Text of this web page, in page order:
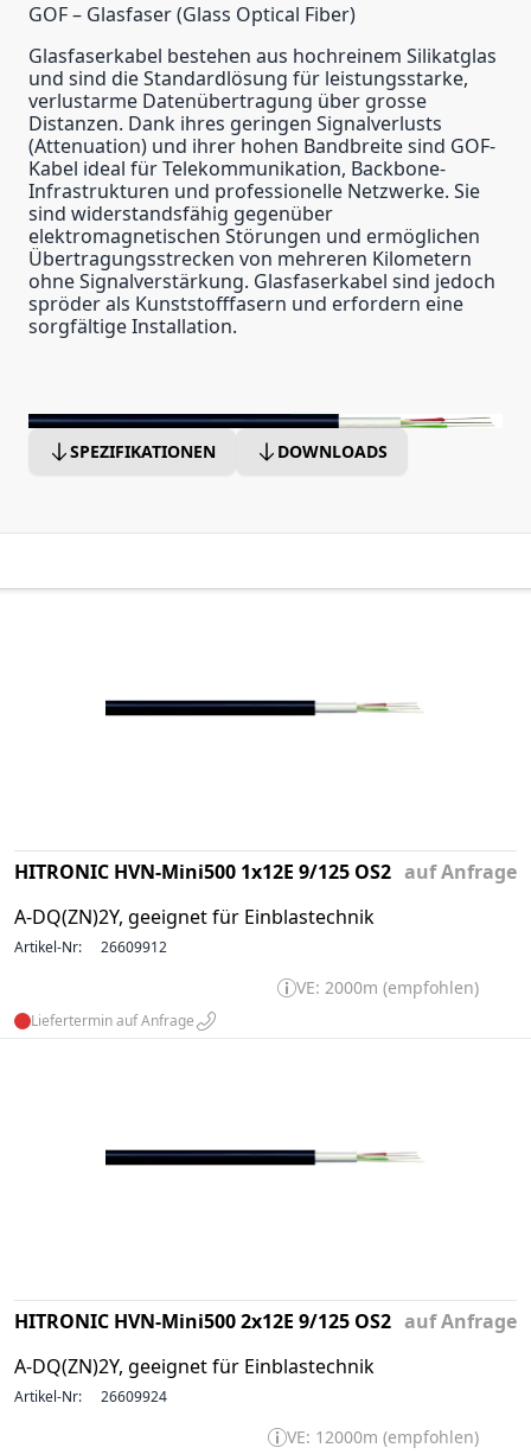
GOF – Glasfaser (Glass Optical Fiber)
Glasfaserkabel bestehen aus hochreinem Silikatglas
und sind die Standardlösung für leistungsstarke,
verlustarme Datenübertragung über grosse
Distanzen. Dank ihres geringen Signalverlusts
(Attenuation) und ihrer hohen Bandbreite sind GOF-
Kabel ideal für Telekommunikation, Backbone-
Infrastrukturen und professionelle Netzwerke. Sie
sind widerstandsfähig gegenüber
elektromagnetischen Störungen und ermöglichen
Übertragungsstrecken von mehreren Kilometern
ohne Signalverstärkung. Glasfaserkabel sind jedoch
spröder als Kunststofffasern und erfordern eine
sorgfältige Installation.
SPEZIFIKATIONEN DOWNLOADS
HITRONIC HVN-Mini500 1x12E 9/125 OS2
A-DQ(ZN)2Y, geeignet für Einblastechnik
auf Anfrage
Artikel-Nr: 26609912
VE: 2000m (empfohlen)
Liefertermin auf Anfrage
HITRONIC HVN-Mini500 2x12E 9/125 OS2
A-DQ(ZN)2Y, geeignet für Einblastechnik
auf Anfrage
Artikel-Nr: 26609924
VE: 12000m (empfohlen)